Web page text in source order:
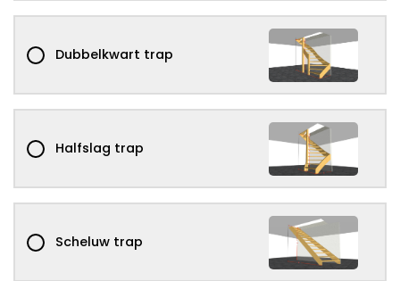
Dubbelkwart trap
Halfslag trap
Scheluw trap